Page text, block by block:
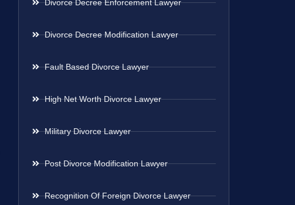
Divorce Decree Enforcement Lawyer
Divorce Decree Modification Lawyer
Fault Based Divorce Lawyer
High Net Worth Divorce Lawyer
Military Divorce Lawyer
Post Divorce Modification Lawyer
Recognition Of Foreign Divorce Lawyer